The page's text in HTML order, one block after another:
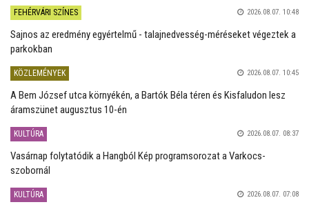
FEHÉRVÁRI SZÍNES 2026.08.07. 10:48
Sajnos az eredmény egyértelmű - talajnedvesség-méréseket végeztek a
parkokban
KÖZLEMÉNYEK 2026.08.07. 10:45
A Bem József utca környékén, a Bartók Béla téren és Kisfaludon lesz
áramszünet augusztus 10-én
KULTÚRA 2026.08.07. 08:37
Vasárnap folytatódik a Hangból Kép programsorozat a Varkocs-
szobornál
KULTÚRA 2026.08.07. 07:08